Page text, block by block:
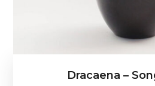
Dracaena –